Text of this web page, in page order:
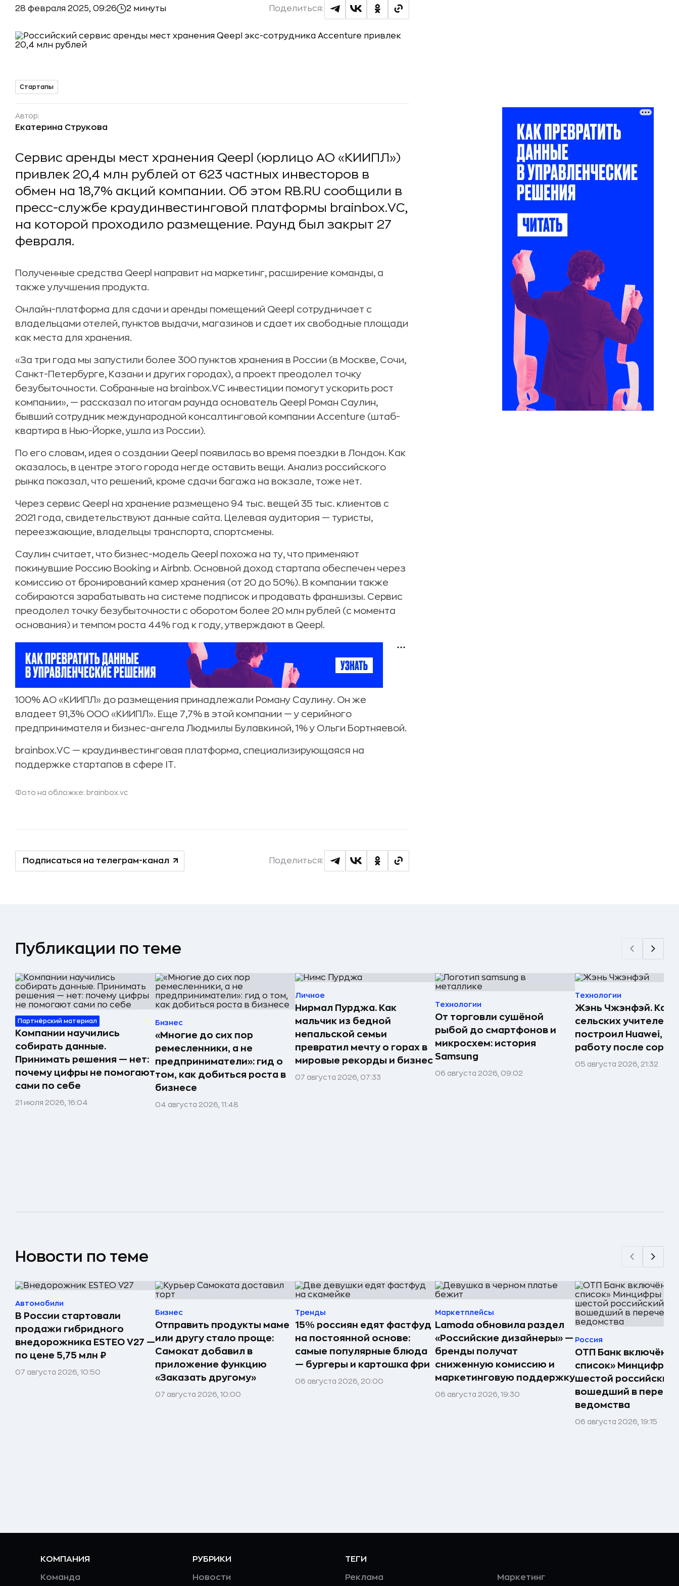
28 февраля 2025, 09:26 2 минуты Поделиться:
Стартапы
Автор:
Екатерина Струкова
Сервис аренды мест хранения Qeepl (юрлицо АО «КИИПЛ»)
привлек 20,4 млн рублей от 623 частных инвесторов в
обмен на 18,7% акций компании. Об этом RB.RU сообщили в
пресс-службе краудинвестинговой платформы brainbox.VC,
на которой проходило размещение. Раунд был закрыт 27
февраля.
Полученные средства Qeepl направит на маркетинг, расширение команды, а
также улучшения продукта.
Онлайн-платформа для сдачи и аренды помещений Qeepl сотрудничает с
владельцами отелей, пунктов выдачи, магазинов и сдает их свободные площади
как места для хранения.
«За три года мы запустили более 300 пунктов хранения в России (в Москве, Сочи,
Санкт-Петербурге, Казани и других городах), а проект преодолел точку
безубыточности. Собранные на brainbox.VC инвестиции помогут ускорить рост
компании», — рассказал по итогам раунда основатель Qeepl Роман Саулин,
бывший сотрудник международной консалтинговой компании Accenture (штаб-
квартира в Нью-Йорке, ушла из России).
По его словам, идея о создании Qeepl появилась во время поездки в Лондон. Как
оказалось, в центре этого города негде оставить вещи. Анализ российского
рынка показал, что решений, кроме сдачи багажа на вокзале, тоже нет.
Через сервис Qeepl на хранение размещено 94 тыс. вещей 35 тыс. клиентов с
2021 года, свидетельствуют данные сайта. Целевая аудитория — туристы,
переезжающие, владельцы транспорта, спортсмены.
Саулин считает, что бизнес-модель Qeepl похожа на ту, что применяют
покинувшие Россию Booking и Airbnb. Основной доход стартапа обеспечен через
комиссию от бронирований камер хранения (от 20 до 50%). В компании также
собираются зарабатывать на системе подписок и продавать франшизы. Сервис
преодолел точку безубыточности с оборотом более 20 млн рублей (с момента
основания) и темпом роста 44% год к году, утверждают в Qeepl.
100% АО «КИИПЛ» до размещения принадлежали Роману Саулину. Он же
владеет 91,3% ООО «КИИПЛ». Еще 7,7% в этой компании — у серийного
предпринимателя и бизнес-ангела Людмилы Булавкиной, 1% у Ольги Бортняевой.
brainbox.VC — краудинвестинговая платформа, специализирующаяся на
поддержке стартапов в сфере IT.
Фото на обложке: brainbox.vc
Подписаться на телеграм-канал Поделиться:
Публикации по теме
Партнёрский материал
Компании научились
собирать данные.
Принимать решения — нет:
почему цифры не помогают
сами по себе
21 июля 2026, 16:04
Бизнес
«Многие до сих пор
ремесленники, а не
предприниматели»: гид о
том, как добиться роста в
бизнесе
04 августа 2026, 11:48
Личное
Нирмал Пурджа. Как
мальчик из бедной
непальской семьи
превратил мечту о горах в
мировые рекорды и бизнес
07 августа 2026, 07:33
Технологии
От торговли сушёной
рыбой до смартфонов и
микросхем: история
Samsung
06 августа 2026, 09:02
Технологии
Жэнь Чжэнфэй. Как
сельских учителей
построил Huawei,
работу после
05 августа 2026, 21:32
Новости по теме
Автомобили
В России стартовали
продажи гибридного
внедорожника ESTEO V27 —
по цене 5,75 млн ₽
07 августа 2026, 10:50
Бизнес
Отправить продукты маме
или другу стало проще:
Самокат добавил в
приложение функцию
«Заказать другому»
07 августа 2026, 10:00
Тренды
15% россиян едят фастфуд
на постоянной основе:
самые популярные блюда
— бургеры и картошка фри
06 августа 2026, 20:00
Маркетплейсы
Lamoda обновила раздел
«Российские дизайнеры» —
бренды получат
сниженную комиссию и
маркетинговую поддержку
06 августа 2026, 19:30
Россия
ОТП Банк включён в
список» Минцифры
шестой российский
вошедший в
ведомства
06 августа 2026, 19:15
КОМПАНИЯ
Команда
РУБРИКИ
Новости
ТЕГИ
Реклама Маркетинг